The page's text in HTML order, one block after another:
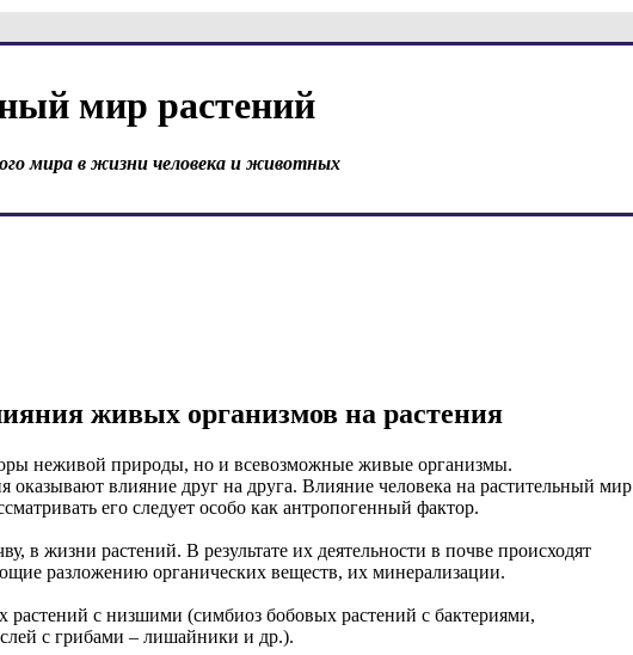
мир растений
мира в жизни человека и животных
живых организмов на растения
неживой природы, но и всевозможные живые организмы.
влияние друг на друга. Влияние человека на растительный мир
его следует особо как антропогенный фактор.
в жизни растений. В результате их деятельности в почве происходят
разложению органических веществ, их минерализации.
с низшими (симбиоз бобовых растений с бактериями,
с грибами – лишайники и др.).